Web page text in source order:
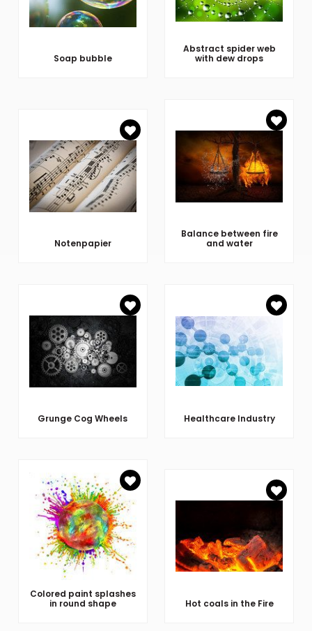
Soap bubble
Abstract spider web
with dew drops
Notenpapier
Balance between fire
and water
Grunge Cog Wheels Healthcare Industry
Colored paint splashes
in round shape
Hot coals in the Fire